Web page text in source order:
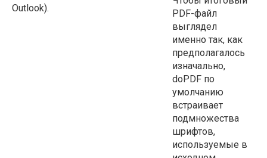
Outlook).
PDF-файл
выглядел
именно так, как
предполагалось
изначально,
doPDF по
умолчанию
встраивает
подмножества
шрифтов,
используемые в